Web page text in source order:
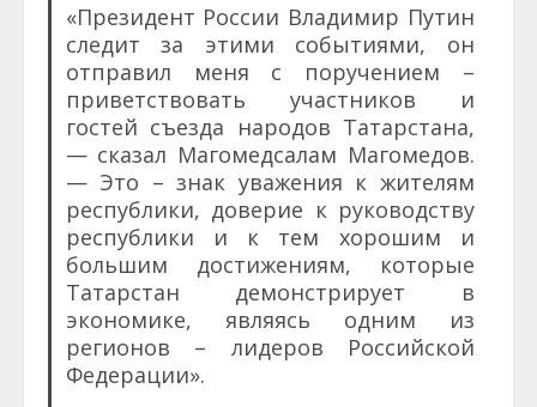
«Президент России Владимир Путин
следит за этими событиями, он
отправил меня с поручением –
приветствовать участников и
гостей съезда народов Татарстана,
— сказал Магомедсалам Магомедов.
— Это – знак уважения к жителям
республики, доверие к руководству
республики и к тем хорошим и
большим достижениям, которые
Татарстан демонстрирует в
экономике, являясь одним из
регионов – лидеров Российской
Федерации».